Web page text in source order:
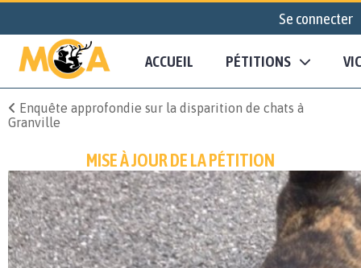
Se connecter
ACCUEIL PÉTITIONS
Enquête approfondie sur la disparition de chats à
Granville
MISE À JOUR DE LA PÉTITION